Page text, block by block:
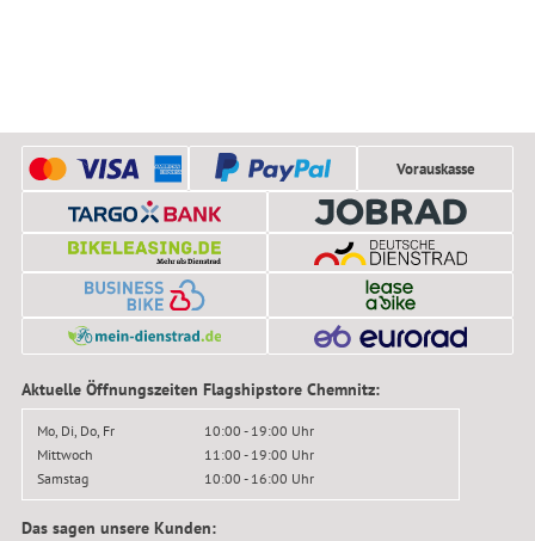
Vorauskasse
Aktuelle Öffnungszeiten Flagshipstore Chemnitz:
Mo, Di, Do, Fr
10:00 - 19:00 Uhr
Mittwoch
11:00 - 19:00 Uhr
Samstag
10:00 - 16:00 Uhr
Das sagen unsere Kunden: